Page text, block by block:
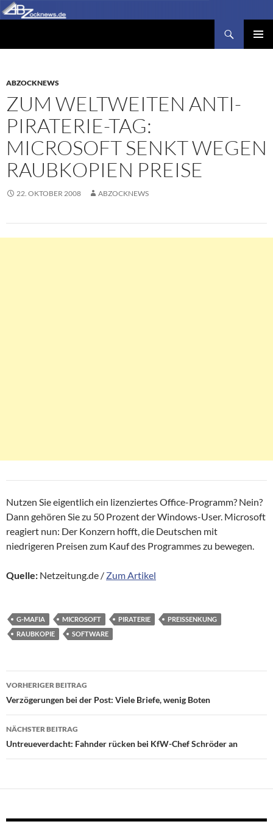
Zum
Inhalt
ABZOCKNEWS
ZUM WELTWEITEN ANTI-
PIRATERIE-TAG:
MICROSOFT SENKT WEGEN
RAUBKOPIEN PREISE
22. OKTOBER 2008 ABZOCKNEWS
Nutzen Sie eigentlich ein lizenziertes Office-Programm? Nein?
Dann gehören Sie zu 50 Prozent der Windows-User. Microsoft
reagiert nun: Der Konzern hofft, die Deutschen mit
niedrigeren Preisen zum Kauf des Programmes zu bewegen.
Quelle: Netzeitung.de / Zum Artikel
G-MAFIA MICROSOFT PIRATERIE
PREISSENKUNG
RAUBKOPIE
SOFTWARE
Beitragsnavigation
VORHERIGER BEITRAG
Verzögerungen bei der Post: Viele Briefe, wenig Boten
NÄCHSTER BEITRAG
Untreueverdacht: Fahnder rücken bei KfW-Chef Schröder an